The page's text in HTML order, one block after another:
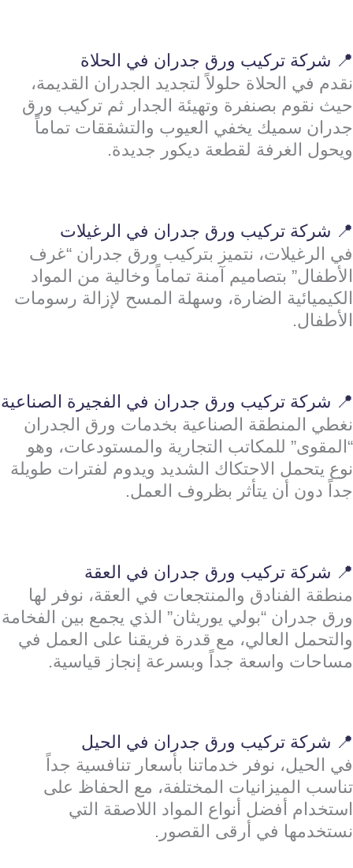
📍 شركة تركيب ورق جدران في الحلاة
نقدم في الحلاة حلولاً لتجديد الجدران القديمة،
حيث نقوم بصنفرة وتهيئة الجدار ثم تركيب ورق
جدران سميك يخفي العيوب والتشققات تماماً
ويحول الغرفة لقطعة ديكور جديدة.
📍 شركة تركيب ورق جدران في الرغيلات
في الرغيلات، نتميز بتركيب ورق جدران “غرف
الأطفال” بتصاميم آمنة تماماً وخالية من المواد
الكيميائية الضارة، وسهلة المسح لإزالة رسومات
الأطفال.
📍 شركة تركيب ورق جدران في الفجيرة الصناعية
نغطي المنطقة الصناعية بخدمات ورق الجدران
“المقوى” للمكاتب التجارية والمستودعات، وهو
نوع يتحمل الاحتكاك الشديد ويدوم لفترات طويلة
جداً دون أن يتأثر بظروف العمل.
📍 شركة تركيب ورق جدران في العقة
منطقة الفنادق والمنتجعات في العقة، نوفر لها
ورق جدران “بولي يوريثان” الذي يجمع بين الفخامة
والتحمل العالي، مع قدرة فريقنا على العمل في
مساحات واسعة جداً وبسرعة إنجاز قياسية.
📍 شركة تركيب ورق جدران في الحيل
في الحيل، نوفر خدماتنا بأسعار تنافسية جداً
تناسب الميزانيات المختلفة، مع الحفاظ على
استخدام أفضل أنواع المواد اللاصقة التي
نستخدمها في أرقى القصور.